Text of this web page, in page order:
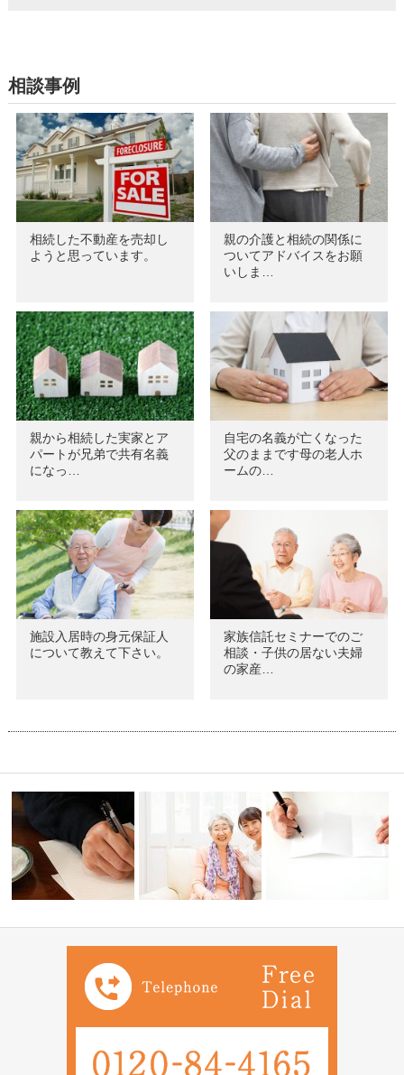
相談事例
相続した不動産を売却し
ようと思っています。
親の介護と相続の関係に
ついてアドバイスをお願
いしま…
親から相続した実家とア
パートが兄弟で共有名義
になっ…
自宅の名義が亡くなった
父のままです母の老人ホ
ームの…
施設入居時の身元保証人
について教えて下さい。
家族信託セミナーでのご
相談・子供の居ない夫婦
の家産…
最近終活ブームでTVや雑誌な
どで遺言書の…
成年後見制度について教えて下
さい。
正しい遺言の書き方